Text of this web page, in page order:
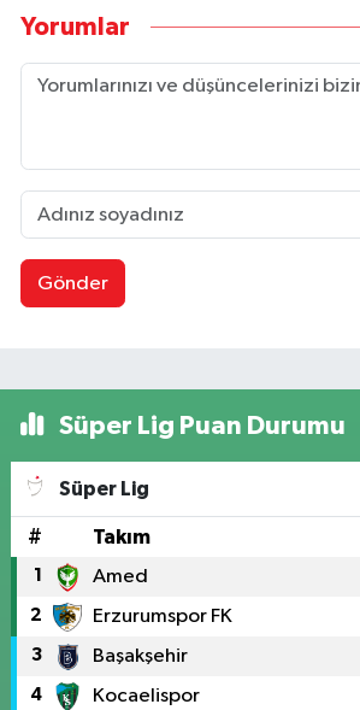
Yorumlar
Gönder
Süper Lig Puan Durumu
Süper Lig
# Takım
1 Amed
2 Erzurumspor FK
3 Başakşehir
4 Kocaelispor